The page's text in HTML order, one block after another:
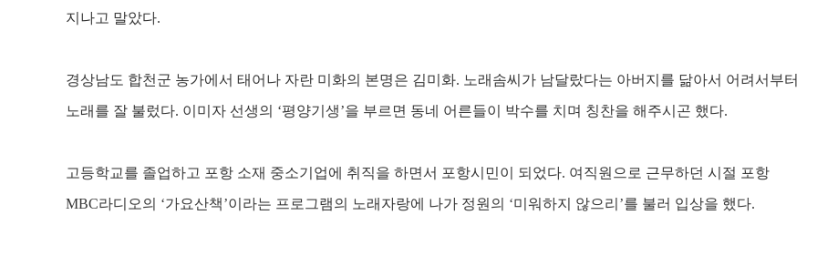
지나고 말았다.
경상남도 합천군 농가에서 태어나 자란 미화의 본명은 김미화. 노래솜씨가 남달랐다는 아버지를 닮아서 어려서부터
노래를 잘 불렀다. 이미자 선생의 ‘평양기생’을 부르면 동네 어른들이 박수를 치며 칭찬을 해주시곤 했다.
고등학교를 졸업하고 포항 소재 중소기업에 취직을 하면서 포항시민이 되었다. 여직원으로 근무하던 시절 포항
MBC라디오의 ‘가요산책’이라는 프로그램의 노래자랑에 나가 정원의 ‘미워하지 않으리 ’를 불러 입상을 했다.